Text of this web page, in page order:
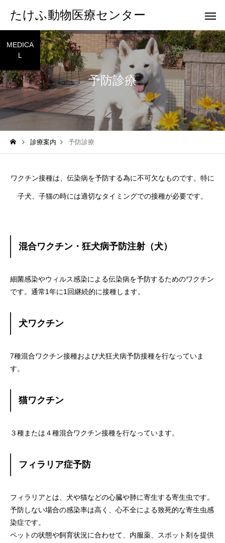
たけふ動物医療センター
一般診療 専門診
ペットホテル トリミ
予防診療
MEDICA
L
診療案内 予防診療
ワクチン接種は、伝染病を予防する為に不可欠なものです。特に
子犬、子猫の時には適切なタイミングでの接種が必要です。
混合ワクチン・狂犬病予防注射（犬）
細菌感染やウィルス感染による伝染病を予防するためのワクチン
です。通常1年に1回継続的に接種します。
犬ワクチン
7種混合ワクチン接種および犬狂犬病予防接種を行なっていま
す。
猫ワクチン
３種または４種混合ワクチン接種を行なっています。
フィラリア症予防
フィラリアとは、犬や猫などの心臓や肺に寄生する寄生虫です。
予防しない場合の感染率は高く、心不全による致死的な寄生虫感
染症です。
ペットの状態や飼育状況に合わせて、内服薬、スポット剤を提供